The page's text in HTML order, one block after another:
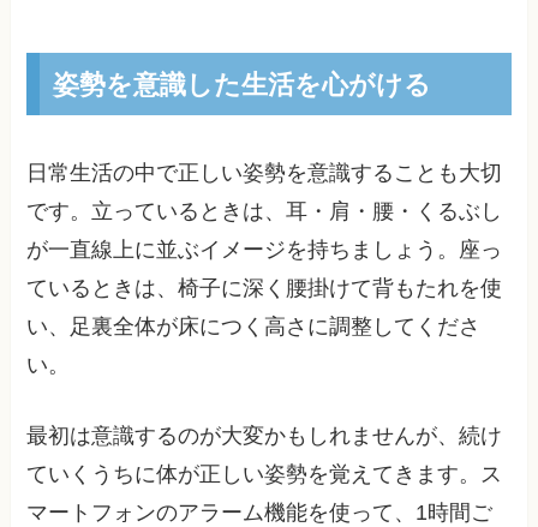
姿勢を意識した生活を心がける
日常生活の中で正しい姿勢を意識することも大切
です。立っているときは、耳・肩・腰・くるぶし
が一直線上に並ぶイメージを持ちましょう。座っ
ているときは、椅子に深く腰掛けて背もたれを使
い、足裏全体が床につく高さに調整してくださ
い。
最初は意識するのが大変かもしれませんが、続け
ていくうちに体が正しい姿勢を覚えてきます。ス
マートフォンのアラーム機能を使って、1時間ご